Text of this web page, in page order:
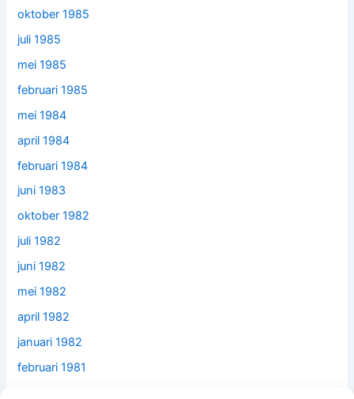
oktober 1985
juli 1985
mei 1985
februari 1985
mei 1984
april 1984
februari 1984
juni 1983
oktober 1982
juli 1982
juni 1982
mei 1982
april 1982
januari 1982
februari 1981